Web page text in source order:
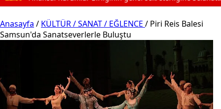
Anasayfa / KÜLTÜR / SANAT / EĞLENCE / Piri Reis Balesi
Samsun'da Sanatseverlerle Buluştu